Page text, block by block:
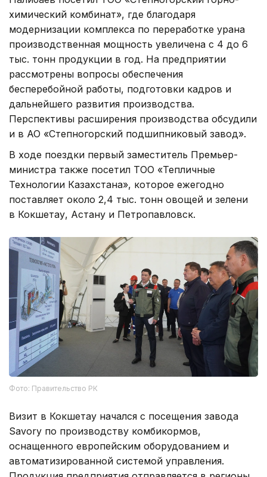
химический комбинат», где благодаря
модернизации комплекса по переработке урана
производственная мощность увеличена с 4 до 6
тыс. тонн продукции в год. На предприятии
рассмотрены вопросы обеспечения
бесперебойной работы, подготовки кадров и
дальнейшего развития производства.
Перспективы расширения производства обсудили
и в АО «Степногорский подшипниковый завод».
В ходе поездки первый заместитель Премьер-
министра также посетил ТОО «Тепличные
Технологии Казахстана», которое ежегодно
поставляет около 2,4 тыс. тонн овощей и зелени
в Кокшетау, Астану и Петропавловск.
Фото: Правительство РК
Визит в Кокшетау начался с посещения завода
Savory по производству комбикормов,
оснащенного европейским оборудованием и
автоматизированной системой управления.